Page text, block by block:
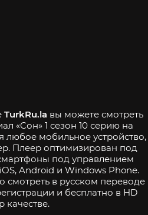
TurkRu.la вы можете смотреть
«Сон» 1 сезон 10 серию на
любое мобильное устройство,
Плеер оптимизирован под
под управлением
Android и Windows Phone.
в русском переводе
и бесплатно в HD
качестве.